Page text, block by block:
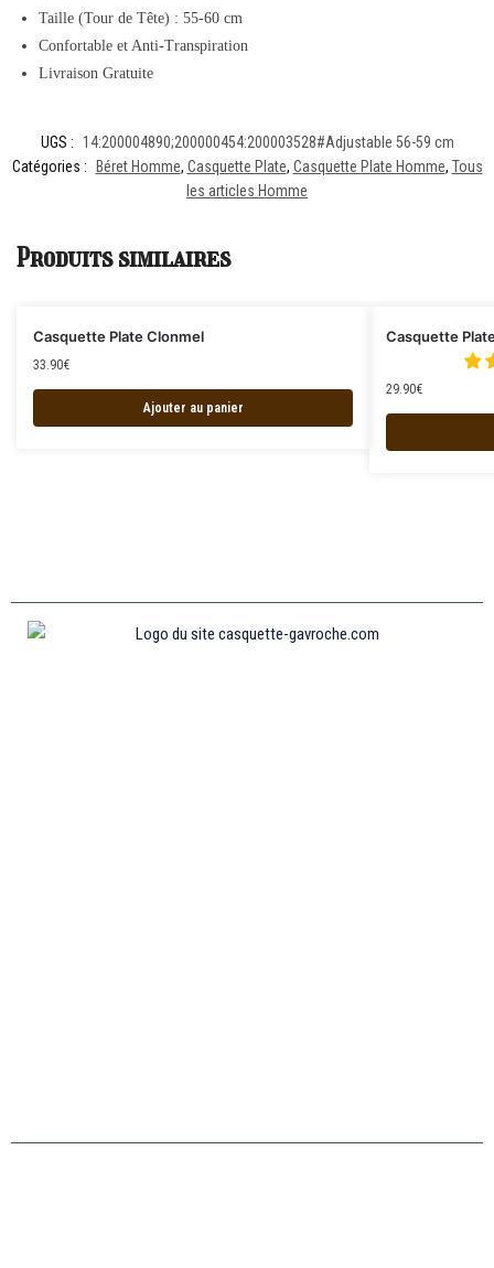
Taille (Tour de Tête) : 55-60 cm
Confortable et Anti-Transpiration
Livraison Gratuite
UGS :
14:200004890;200000454:200003528#Adjustable 56-59 cm
Catégories :
Béret Homme, Casquette Plate, Casquette Plate Homme, Tous
les articles Homme
Produits similaires
Casquette Plate Clonmel
33.90€
Ajouter au panier
Casquette
29.90€